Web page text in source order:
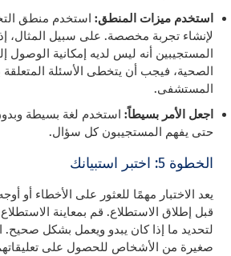
استخدم ميزات المنطق: استخدم منطق
لإنشاء تجربة مخصصة. على سبيل المثال،
المستجيبين أنه ليس لديه إمكانية الوصول
الصحية، فيجب أن يتخطى الأسئلة المتعلقة
المستشفى.
اجعل الأمر بسيطاً: استخدم لغة بسيطة
حتى يفهم المستجيبون كل سؤال.
الخطوة 5: اختبر استبيانك
يعد الاختبار مهمًا للعثور على الأخطاء أو
قبل إطلاق الاستطلاع. قم بمعاينة
لتحديد ما إذا كان يبدو ويعمل بشكل
صغيرة من الأشخاص للحصول على